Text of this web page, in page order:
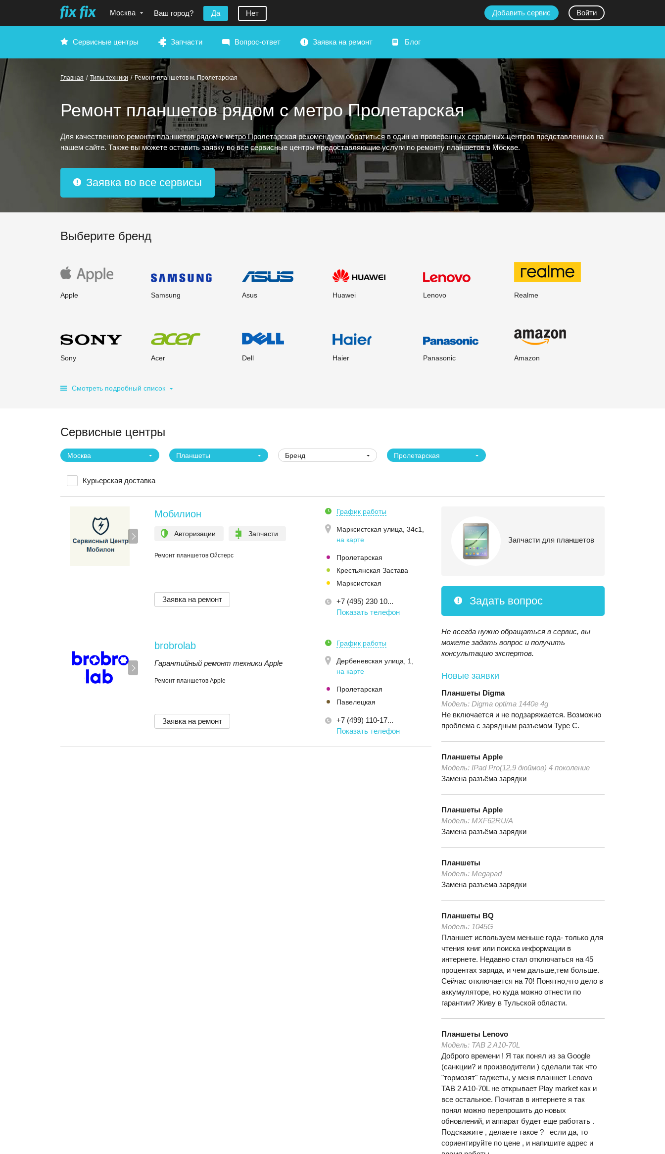
Москва Ваш город? Да Нет Добавить сервис Войти
Сервисные центры Запчасти Вопрос-ответ Заявка на ремонт Блог
Главная / Типы техники / Ремонт планшетов м. Пролетарская
Ремонт планшетов рядом с метро Пролетарская
Для качественного ремонта планшетов рядом с метро Пролетарская рекомендуем обратиться в один из проверенных сервисных центров представленных на
нашем сайте. Также вы можете оставить заявку во все сервисные центры предоставляющие услуги по ремонту планшетов в Москве.
Заявка во все сервисы
Выберите бренд
Apple Samsung Asus Huawei Lenovo Realme
Sony Acer Dell Haier Panasonic Amazon
Смотреть подробный список
Сервисные центры
Москва Планшеты Бренд Пролетарская
Курьерская доставка
Мобилион
Авторизации Запчасти
Ремонт планшетов Ойстерс
График работы
Марксистская улица, 34с1
на карте
Пролетарская
Крестьянская Застава
Марксистская
+7 (495) 230 10...
Показать телефон
Заявка на ремонт
brobrolab
Гарантийный ремонт техники Apple
Ремонт планшетов Apple
График работы
Дербеневская улица, 1
на карте
Пролетарская
Павелецкая
+7 (499) 110-17...
Показать телефон
Заявка на ремонт
Запчасти для планшетов
Задать вопрос
Не всегда нужно обращаться в сервис, вы
можете задать вопрос и получить
консультацию экспертов.
Новые заявки
Планшеты Digma
Модель: Digma optima 1440e 4g
Не включается и не подзаряжается. Возможно
проблема с зарядным разъемом Type C.
Планшеты Apple
Модель: IPad Pro(12,9 дюймов) 4 поколение
Замена разъёма зарядки
Планшеты Apple
Модель: MXF62RU/A
Замена разъёма зарядки
Планшеты
Модель: Megapad
Замена разъема зарядки
Планшеты BQ
Модель: 1045G
Планшет используем меньше года- только для
чтения книг или поиска информации в
интернете. Недавно стал отключаться на 45
процентах заряда, и чем дальше,тем больше.
Сейчас отключается на 70! Понятно,что дело в
аккумуляторе, но куда можно отнести по
гарантии? Живу в Тульской области.
Планшеты Lenovo
Модель: TAB 2 A10-70L
Доброго времени ! Я так понял из за Google
(санкции? и производители ) сделали так что
"тормозят" гаджеты, у меня планшет Lenovo
TAB 2 A10-70L не открывает Play market как и
все остальное. Почитав в интернете я так
понял можно перепрошить до новых
обновлений, и аппарат будет еще работать .
Подскажите , делаете такое ? если да, то
сориентируйте по цене , и напишите адрес и